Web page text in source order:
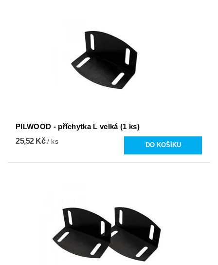
PILWOOD - příchytka L velká (1 ks)
25,52 Kč/ ks